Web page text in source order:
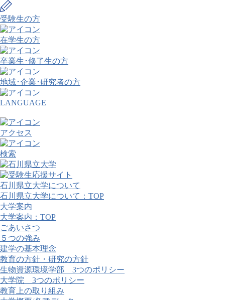
受験生の方
在学生の方
卒業生･修了生の方
地域･企業･研究者の方
LANGUAGE
アクセス
検索
石川県立大学について
石川県立大学について：TOP
大学案内
大学案内：TOP
ごあいさつ
５つの強み
建学の基本理念
教育の方針・研究の方針
生物資源環境学部 3つのポリシー
大学院 3つのポリシー
教育上の取り組み